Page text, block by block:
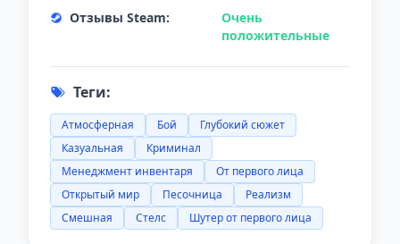
Отзывы Steam:
Очень
положительные
Теги:
Атмосферная Бой
Глубокий сюжет
Казуальная
Криминал
Менеджмент инвентаря
От первого лица
Открытый мир
Песочница
Реализм
Смешная
Стелс Шутер от первого лица